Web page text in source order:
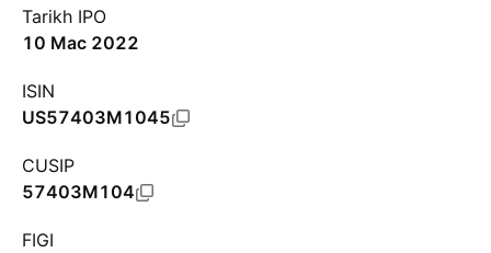
Tarikh IPO
10 Mac 2022
ISIN
US57403M1045
CUSIP
57403M104
FIGI